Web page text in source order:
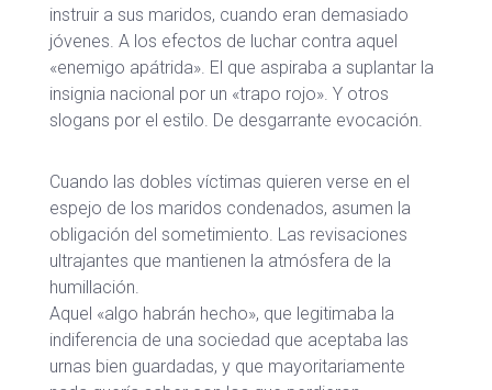
instruir a sus maridos, cuando eran demasiado
jóvenes. A los efectos de luchar contra aquel
«enemigo apátrida». El que aspiraba a suplantar la
insignia nacional por un «trapo rojo». Y otros
slogans por el estilo. De desgarrante evocación.
Cuando las dobles víctimas quieren verse en el
espejo de los maridos condenados, asumen la
obligación del sometimiento. Las revisaciones
ultrajantes que mantienen la atmósfera de la
humillación.
Aquel «algo habrán hecho», que legitimaba la
indiferencia de una sociedad que aceptaba las
urnas bien guardadas, y que mayoritariamente